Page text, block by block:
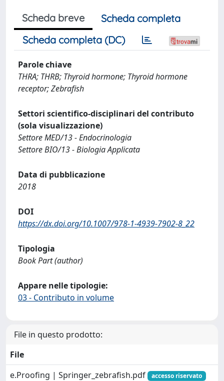
Scheda breve
Scheda completa
Scheda completa (DC)
Parole chiave
THRA; THRB; Thyroid hormone; Thyroid hormone
receptor; Zebrafish
Settori scientifico-disciplinari del contributo
(sola visualizzazione)
Settore MED/13 - Endocrinologia
Settore BIO/13 - Biologia Applicata
Data di pubblicazione
2018
DOI
https://dx.doi.org/10.1007/978-1-4939-7902-8_22
Tipologia
Book Part (author)
Appare nelle tipologie:
03 - Contributo in volume
File in questo prodotto:
File
e.Proofing | Springer_zebrafish.pdf
accesso riservato